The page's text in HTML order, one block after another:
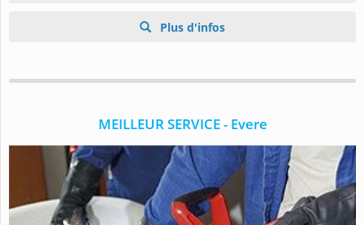
Plus d'infos
MEILLEUR SERVICE - Evere